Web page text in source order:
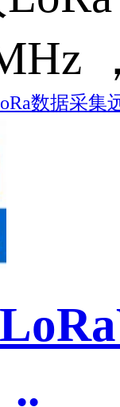
华启易
华启